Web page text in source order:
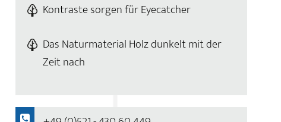
Kontraste sorgen für Eyecatcher
Das Naturmaterial Holz dunkelt mit der
Zeit nach